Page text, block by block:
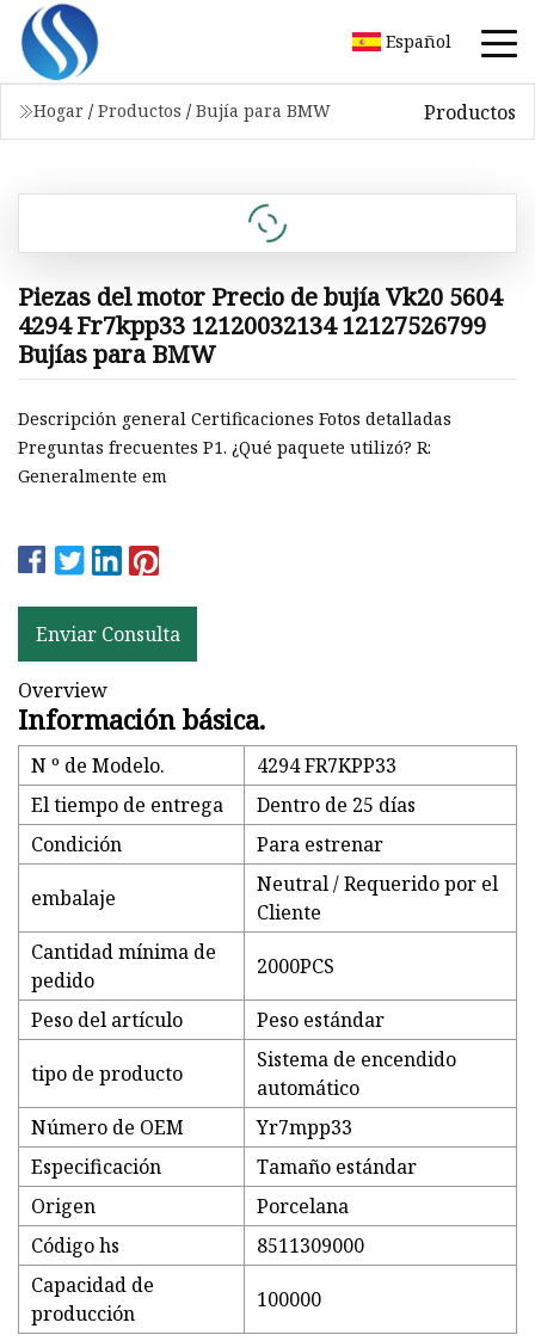
Español
Hogar / Productos / Bujía para BMW Productos
Piezas del motor Precio de bujía Vk20 5604
4294 Fr7kpp33 12120032134 12127526799
Bujías para BMW
Descripción general Certificaciones Fotos detalladas
Preguntas frecuentes P1. ¿Qué paquete utilizó? R:
Generalmente em
Enviar Consulta
Overview
Información básica.
N º de Modelo.
4294 FR7KPP33
El tiempo de entrega
Dentro de 25 días
Condición
Para estrenar
embalaje
Neutral / Requerido por el
Cliente
Cantidad mínima de
pedido
2000PCS
Peso del artículo Peso estándar
tipo de producto
Sistema de encendido
automático
Número de OEM
Yr7mpp33
Especificación
Tamaño estándar
Origen
Porcelana
Código hs
8511309000
Capacidad de
producción
100000